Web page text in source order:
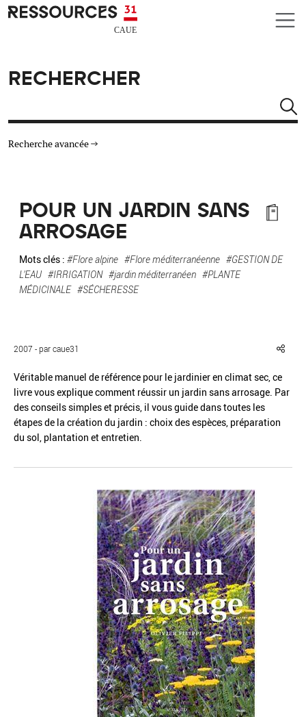
Aller au contenu principal
CAUE RESSOURCES 31
RECHERCHER
Recherche avancée
TYPE DE RESSOURCES
MATÉRIAUX
AUTRES CRITÈRES
Réinitialiser Fermer la recherche avancée
POUR UN JARDIN SANS
ARROSAGE
Mots clés : #Flore alpine #Flore méditerranéenne #GESTION DE
L'EAU #IRRIGATION #jardin méditerranéen #PLANTE
MÉDICINALE #SÉCHERESSE
2007 - par caue31
Véritable manuel de référence pour le jardinier en climat sec, ce
livre vous explique comment réussir un jardin sans arrosage. Par
des conseils simples et précis, il vous guide dans toutes les
étapes de la création du jardin : choix des espèces, préparation
du sol, plantation et entretien.